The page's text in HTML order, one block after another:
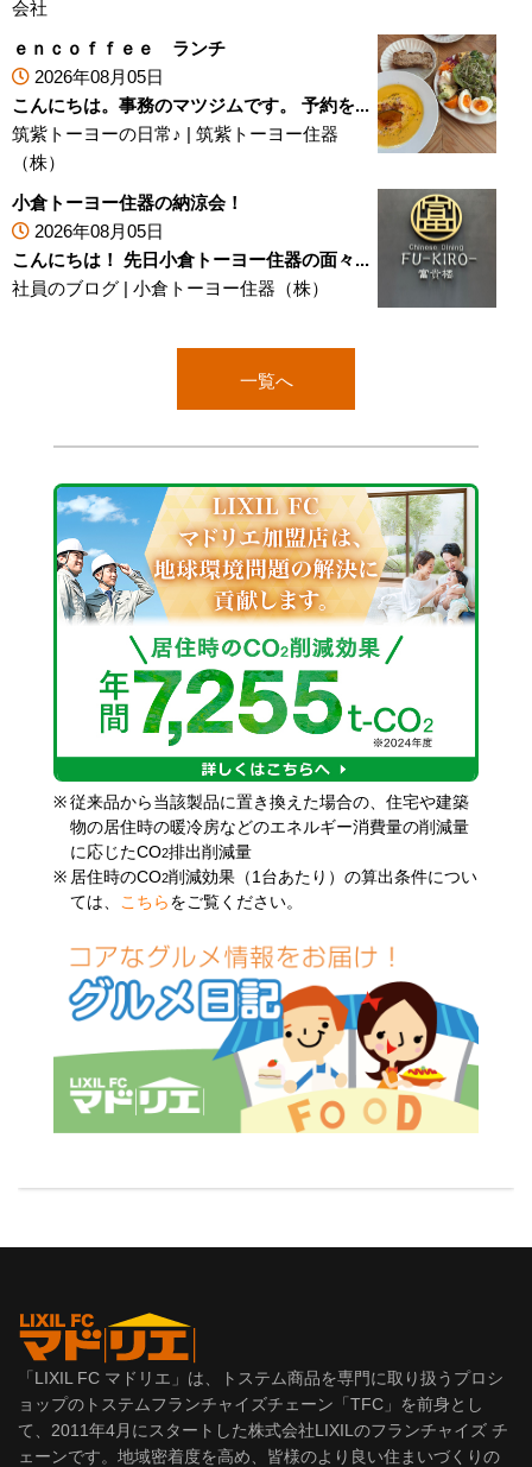
会社
ｅｎｃｏｆｆｅｅ ランチ
2026年08月05日
こんにちは。事務のマツジムです。 予約を...
筑紫トーヨーの日常♪ | 筑紫トーヨー住器
（株）
小倉トーヨー住器の納涼会！
2026年08月05日
こんにちは！ 先日小倉トーヨー住器の面々...
社員のブログ | 小倉トーヨー住器（株）
一覧へ
※ 従来品から当該製品に置き換えた場合の、住宅や建築
物の居住時の暖冷房などのエネルギー消費量の削減量
に応じたCO2排出削減量
※ 居住時のCO2削減効果（1台あたり）の算出条件につい
ては、 こちら をご覧ください。
「LIXIL FC マドリエ」は、トステム商品を専門に取り扱うプロシ
ョップのトステムフランチャイズチェーン「TFC」を前身とし
て、2011年4月にスタートした株式会社LIXILのフランチャイズ チ
ェーンです。地域密着度を高め、皆様のより良い住まいづくりの